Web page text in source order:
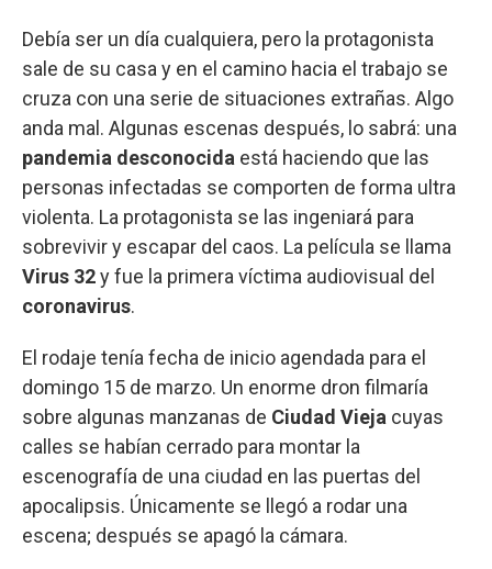
Debía ser un día cualquiera, pero la protagonista
sale de su casa y en el camino hacia el trabajo se
cruza con una serie de situaciones extrañas. Algo
anda mal. Algunas escenas después, lo sabrá: una
pandemia desconocida está haciendo que las
personas infectadas se comporten de forma ultra
violenta. La protagonista se las ingeniará para
sobrevivir y escapar del caos. La película se llama
Virus 32y fue la primera víctima audiovisual del
coronavirus.
El rodaje tenía fecha de inicio agendada para el
domingo 15 de marzo. Un enorme dron filmaría
sobre algunas manzanas de Ciudad Vieja cuyas
calles se habían cerrado para montar la
escenografía de una ciudad en las puertas del
apocalipsis. Únicamente se llegó a rodar una
escena; después se apagó la cámara.